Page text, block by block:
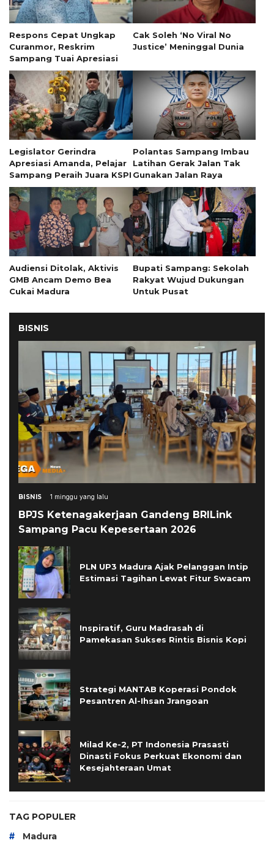
Respons Cepat Ungkap
Curanmor, Reskrim
Sampang Tuai Apresiasi
Cak Soleh ‘No Viral No
Justice’ Meninggal Dunia
Legislator Gerindra
Apresiasi Amanda, Pelajar
Sampang Peraih Juara KSPI
Polantas Sampang Imbau
Latihan Gerak Jalan Tak
Gunakan Jalan Raya
Audiensi Ditolak, Aktivis
GMB Ancam Demo Bea
Cukai Madura
Bupati Sampang: Sekolah
Rakyat Wujud Dukungan
Untuk Pusat
BISNIS
BISNIS 1 minggu yang lalu
BPJS Ketenagakerjaan Gandeng BRILink
Sampang Pacu Kepesertaan 2026
PLN UP3 Madura Ajak Pelanggan Intip
Estimasi Tagihan Lewat Fitur Swacam
Inspiratif, Guru Madrasah di
Pamekasan Sukses Rintis Bisnis Kopi
Strategi MANTAB Koperasi Pondok
Pesantren Al-Ihsan Jrangoan
Milad Ke-2, PT Indonesia Prasasti
Dinasti Fokus Perkuat Ekonomi dan
Kesejahteraan Umat
TAG POPULER
# Madura